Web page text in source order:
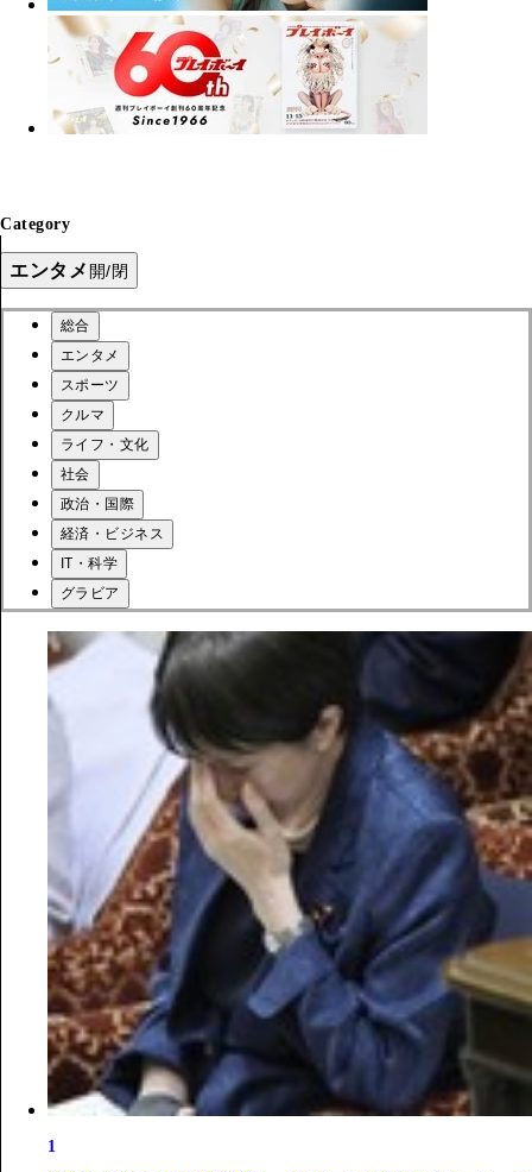
Category
エンタメ 開/閉
総合
エンタメ
スポーツ
クルマ
ライフ・文化
社会
政治・国際
経済・ビジネス
IT・科学
グラビア
1